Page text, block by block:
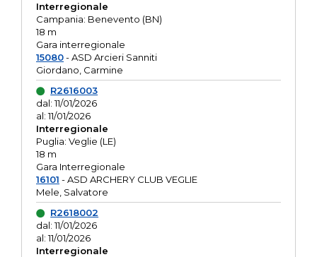
Interregionale
Campania: Benevento (BN)
18 m
Gara interregionale
15080- ASD Arcieri Sanniti
Giordano, Carmine
R2616003
dal: 11/01/2026
al: 11/01/2026
Interregionale
Puglia: Veglie (LE)
18 m
Gara Interregionale
16101 - ASD ARCHERY CLUB VEGLIE
Mele, Salvatore
R2618002
dal: 11/01/2026
al: 11/01/2026
Interregionale